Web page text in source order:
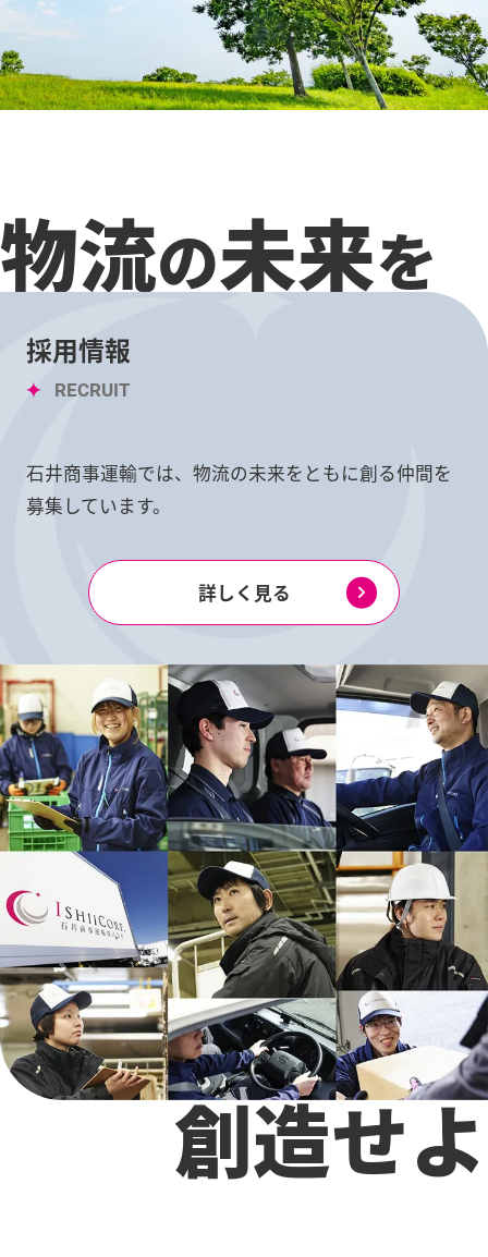
物流の未来を
採用情報
RECRUIT
石井商事運輸では、物流の未来をともに創る仲間を
募集しています。
詳しく見る
創造せよ